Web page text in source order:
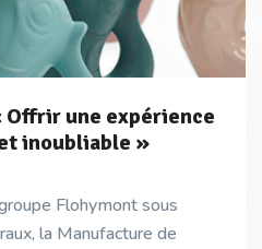
Offrir une expérience
inoubliable »
Flohymont sous
la Manufacture de